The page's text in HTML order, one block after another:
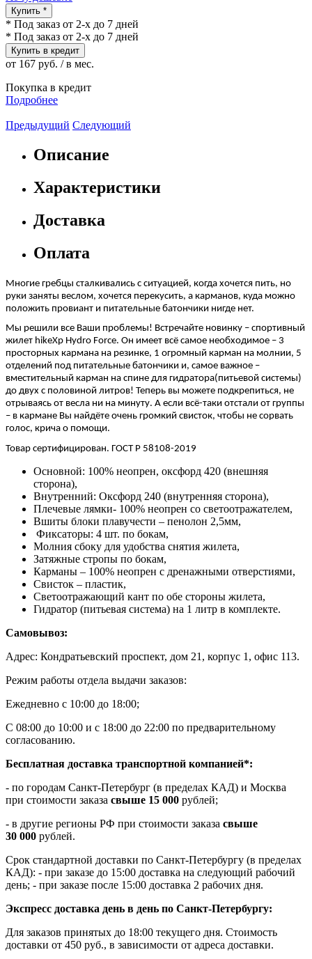
Купить *
* Под заказ от 2-х до 7 дней
* Под заказ от 2-х до 7 дней
Купить в кредит
от 167 руб. / в мес.
Покупка в кредит
Подробнее
Предыдущий Следующий
Описание
Характеристики
Доставка
Оплата
Многие гребцы сталкивались с ситуацией, когда хочется пить, но
руки заняты веслом, хочется перекусить, а карманов, куда можно
положить провиант и питательные батончики нигде нет.
Мы решили все Ваши проблемы! Встречайте новинку – спортивный
жилет hikeXp Hydro Force. Он имеет всё самое необходимое – 3
просторных кармана на резинке, 1 огромный карман на молнии, 5
отделений под питательные батончики и, самое важное –
вместительный карман на спине для гидратора(питьевой системы)
до двух с половиной литров! Теперь вы можете подкрепиться, не
отрываясь от весла ни на минуту. А если всё-таки отстали от группы
– в кармане Вы найдёте очень громкий свисток, чтобы не сорвать
голос, крича о помощи.
Товар сертифицирован. ГОСТ Р 58108-2019
Основной: 100% неопрен, оксфорд 420 (внешняя
сторона),
Внутренний: Оксфорд 240 (внутренняя сторона),
Плечевые лямки- 100% неопрен со светоотражателем,
Вшиты блоки плавучести – пенолон 2,5мм,
Фиксаторы: 4 шт. по бокам,
Молния сбоку для удобства снятия жилета,
Затяжные стропы по бокам,
Карманы – 100% неопрен с дренажными отверстиями,
Свисток – пластик,
Светоотражающий кант по обе стороны жилета,
Гидратор (питьевая система) на 1 литр в комплекте.
Самовывоз:
Адрес: Кондратьевский проспект, дом 21, корпус 1, офис 113.
Режим работы отдела выдачи заказов:
Ежедневно с 10:00 до 18:00;
С 08:00 до 10:00 и с 18:00 до 22:00 по предварительному
согласованию.
Бесплатная доставка транспортной компанией*:
- по городам Санкт-Петербург (в пределах КАД) и Москва
при стоимости заказа свыше 15 000 рублей;
- в другие регионы РФ при стоимости заказа свыше
30 000 рублей.
Срок стандартной доставки по Санкт-Петербургу (в пределах
КАД): - при заказе до 15:00 доставка на следующий рабочий
день; - при заказе после 15:00 доставка 2 рабочих дня.
Экспресс доставка день в день по Санкт-Петербургу:
Для заказов принятых до 18:00 текущего дня. Стоимость
доставки от 450 руб., в зависимости от адреса доставки.